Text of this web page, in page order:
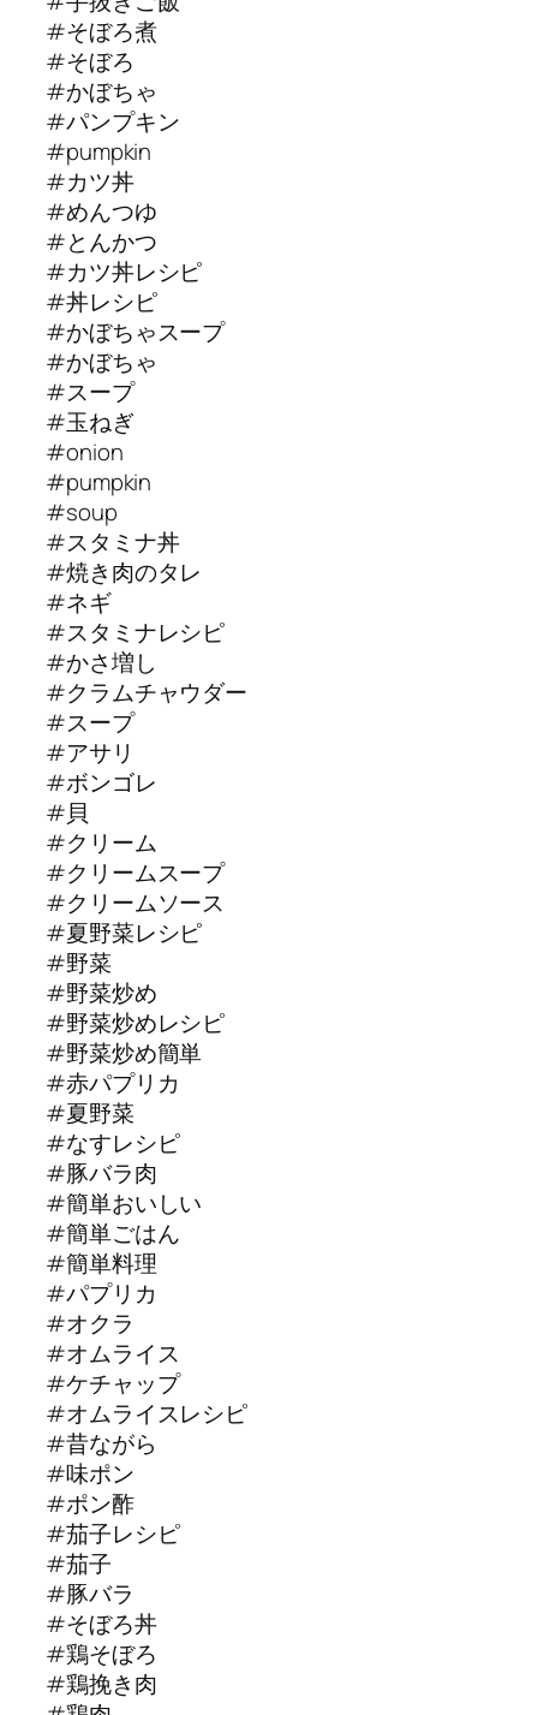
#そぼろ煮
#そぼろ
#かぼちゃ
#パンプキン
#pumpkin
#カツ丼
#めんつゆ
#とんかつ
#カツ丼レシピ
#丼レシピ
#かぼちゃスープ
#かぼちゃ
#スープ
#玉ねぎ
#onion
#pumpkin
#soup
#スタミナ丼
#焼き肉のタレ
#ネギ
#スタミナレシピ
#かさ増し
#クラムチャウダー
#スープ
#アサリ
#ボンゴレ
#貝
#クリーム
#クリームスープ
#クリームソース
#夏野菜レシピ
#野菜
#野菜炒め
#野菜炒めレシピ
#野菜炒め簡単
#赤パプリカ
#夏野菜
#なすレシピ
#豚バラ肉
#簡単おいしい
#簡単ごはん
#簡単料理
#パプリカ
#オクラ
#オムライス
#ケチャップ
#オムライスレシピ
#昔ながら
#味ポン
#ポン酢
#茄子レシピ
#茄子
#豚バラ
#そぼろ丼
#鶏そぼろ
#鶏挽き肉